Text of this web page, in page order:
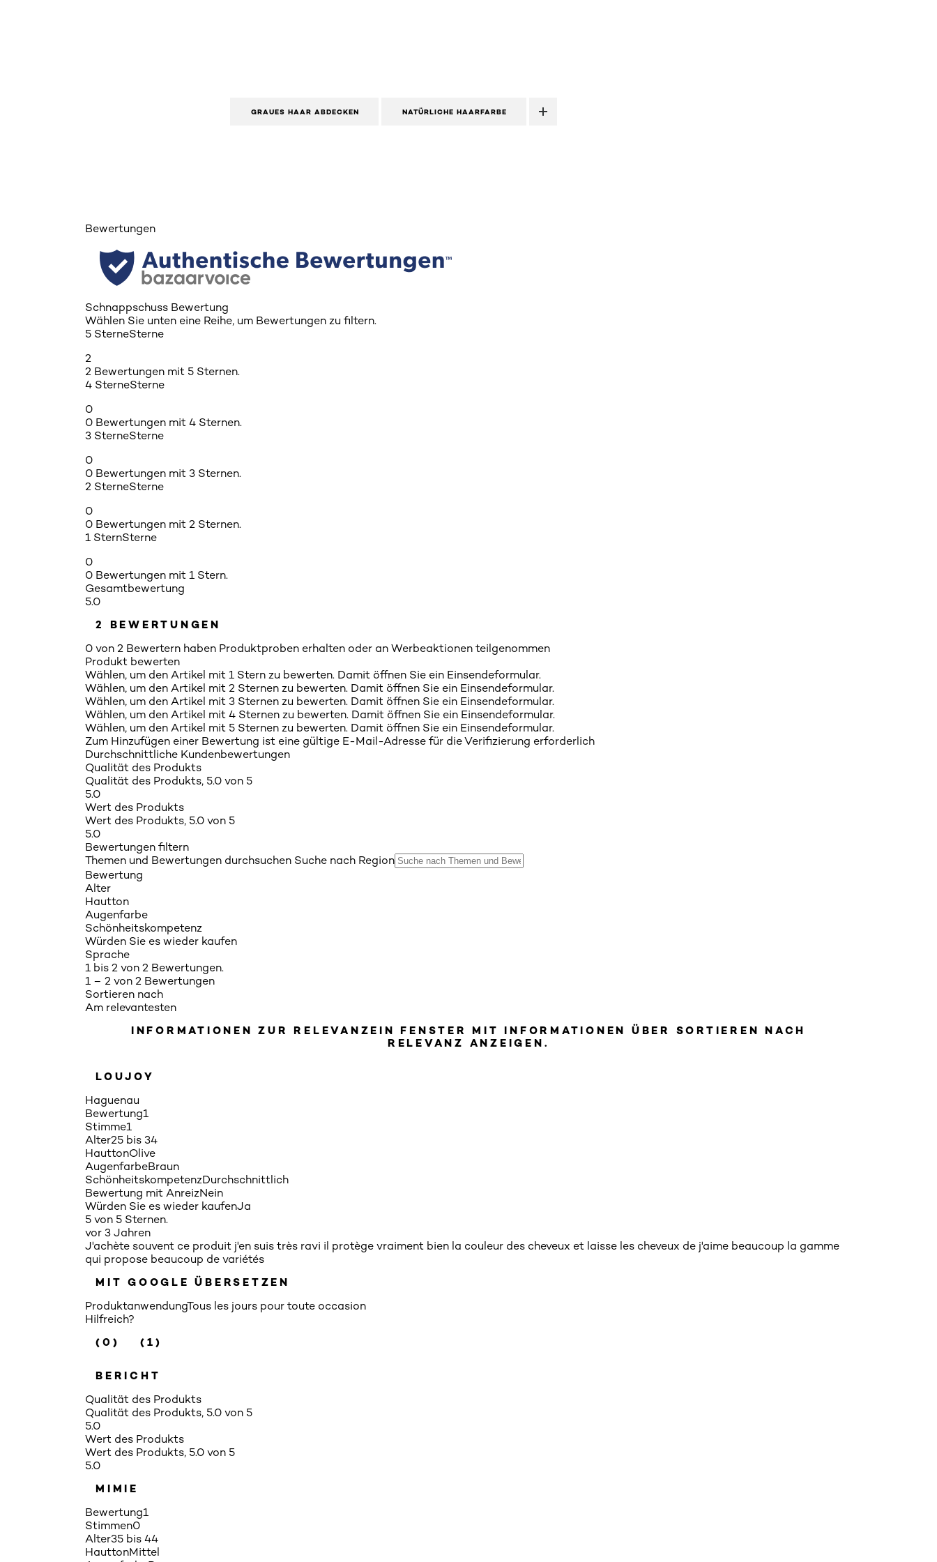
GRAUES HAAR ABDECKEN NATÜRLICHE HAARFARBE
Bewertungen
Schnappschuss Bewertung
Wählen Sie unten eine Reihe, um Bewertungen zu filtern.
5 SterneSterne
2
2 Bewertungen mit 5 Sternen.
4 SterneSterne
0
0 Bewertungen mit 4 Sternen.
3 SterneSterne
0
0 Bewertungen mit 3 Sternen.
2 SterneSterne
0
0 Bewertungen mit 2 Sternen.
1 SternSterne
0
0 Bewertungen mit 1 Stern.
Gesamtbewertung
5.0
2 BEWERTUNGEN
0 von 2 Bewertern haben Produktproben erhalten oder an Werbeaktionen teilgenommen
Produkt bewerten
Wählen, um den Artikel mit 1 Stern zu bewerten. Damit öffnen Sie ein Einsendeformular.
Wählen, um den Artikel mit 2 Sternen zu bewerten. Damit öffnen Sie ein Einsendeformular.
Wählen, um den Artikel mit 3 Sternen zu bewerten. Damit öffnen Sie ein Einsendeformular.
Wählen, um den Artikel mit 4 Sternen zu bewerten. Damit öffnen Sie ein Einsendeformular.
Wählen, um den Artikel mit 5 Sternen zu bewerten. Damit öffnen Sie ein Einsendeformular.
Zum Hinzufügen einer Bewertung ist eine gültige E-Mail-Adresse für die Verifizierung erforderlich
Durchschnittliche Kundenbewertungen
Qualität des Produkts
Qualität des Produkts, 5.0 von 5
5.0
Wert des Produkts
Wert des Produkts, 5.0 von 5
5.0
Bewertungen filtern
Themen und Bewertungen durchsuchen Suche nach Region
Bewertung
Alter
Hautton
Augenfarbe
Schönheitskompetenz
Würden Sie es wieder kaufen
Sprache
1 bis 2 von 2 Bewertungen.
1 – 2 von 2 Bewertungen
Sortieren nach
Am relevantesten
INFORMATIONEN ZUR RELEVANZEIN FENSTER MIT INFORMATIONEN ÜBER SORTIEREN NACH
RELEVANZ ANZEIGEN.
LOUJOY
Haguenau
Bewertung1
Stimme1
Alter25 bis 34
HauttonOlive
AugenfarbeBraun
SchönheitskompetenzDurchschnittlich
Bewertung mit AnreizNein
Würden Sie es wieder kaufenJa
5 von 5 Sternen.
vor 3 Jahren
J'achète souvent ce produit j'en suis très ravi il protège vraiment bien la couleur des cheveux et laisse les cheveux de j'aime beaucoup la gamme
qui propose beaucoup de variétés
MIT GOOGLE ÜBERSETZEN
ProduktanwendungTous les jours pour toute occasion
Hilfreich?
(0)
(1)
BERICHT
Qualität des Produkts
Qualität des Produkts, 5.0 von 5
5.0
Wert des Produkts
Wert des Produkts, 5.0 von 5
5.0
MIMIE
Bewertung1
Stimmen0
Alter35 bis 44
HauttonMittel